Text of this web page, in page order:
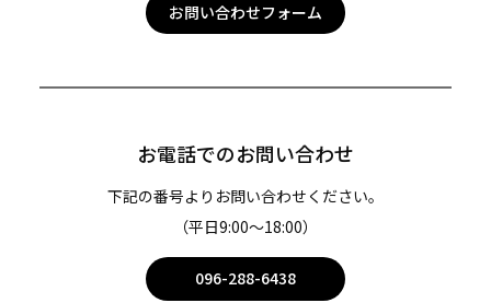
お問い合わせフォーム
お電話でのお問い合わせ
下記の番号よりお問い合わせください。
（平日9:00〜18:00）
096-288-6438